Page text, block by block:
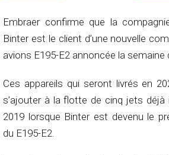
Embraer confirme que la
Binter est le client d’une nouvelle
avions E195-E2 annoncée la semaine
Ces appareils qui seront livrés en
s’ajouter à la flotte de cinq jets déjà
2019 lorsque Binter est devenu le
du E195-E2.